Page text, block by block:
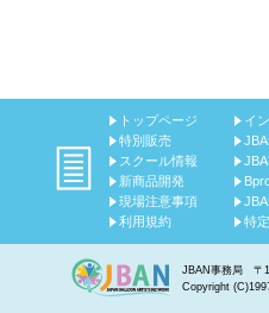
トップページ
特別販売
スクール情報
新商品開発
現場注意事項
利用規約
イ
特
JBAN事務局 〒
Copyright